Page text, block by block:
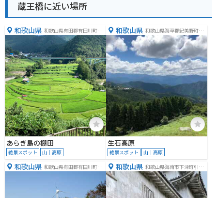
蔵王橋に近い場所
和歌山県 和歌山県有田郡有田川町三
田３８１−１
あらぎ島の棚田
絶景スポット 山｜高原
和歌山県 和歌山県海草郡紀美野町中
田８９９−２９
生石高原
絶景スポット 山｜高原
和歌山県 和歌山県有田郡有田川町長
和歌山県 和歌山県海南市下津町引尾
６４９